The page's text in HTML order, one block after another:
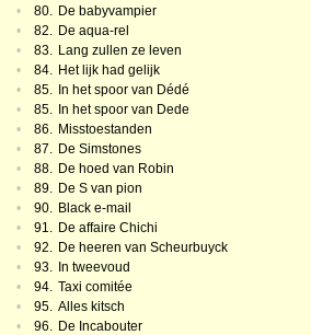
• 80. De babyvampier
•
82. De aqua-rel
•
83. Lang zullen ze leven
•
84. Het lijk had gelijk
•
85. In het spoor van Dédé
•
85. In het spoor van Dede
•
86. Misstoestanden
•
87. De Simstones
•
88. De hoed van Robin
•
89. De S van pion
•
90. Black e-mail
•
91. De affaire Chichi
•
92. De heeren van Scheurbuyck
•
93. In tweevoud
•
94. Taxi comitée
•
95. Alles kitsch
•
96. De Incabouter